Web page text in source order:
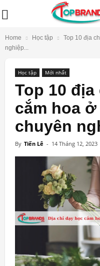
Home Học tập
Top 10 địa
nghiệp...
Học tập Mới nhất
Top 10
cắm hoa ở
chuyên
By Tiến Lê - 14 Tháng 12, 2023